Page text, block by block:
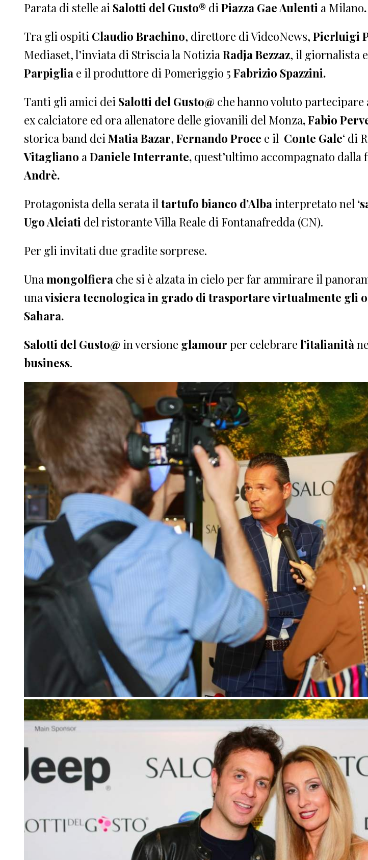
Parata di stelle ai Salotti del Gusto® diPiazza Gae Aulenti a Milano.
Tra gli ospiti Claudio Brachino, direttore di VideoNews, Pierluigi
Mediaset, l’inviata di Striscia la NotiziaRadja Bezzaz, il giornalista
Parpiglia e il produttore di Pomeriggio 5 Fabrizio Spazzini.
Tanti gli amici dei Salotti del Gusto@ che hanno voluto partecipare
ex calciatore ed ora allenatore delle giovanili del Monza, Fabio
storica band deiMatia Bazar, Fernando Proce e il Conte Gale‘ di
Vitagliano aDaniele Interrante, quest’ultimo accompagnato dalla
Andrè.
Protagonista della serata iltartufo bianco d’Alba interpretato nel
Ugo Alciati del ristorante Villa Reale di Fontanafredda (CN).
Per gli invitati due gradite sorprese.
Unamongolfiera che si è alzata in cielo per far ammirare il
unavisiera tecnologica in grado di trasportare virtualmente gli
Sahara.
Salotti del Gusto@ in versione glamour per celebrare l’italianità
business.